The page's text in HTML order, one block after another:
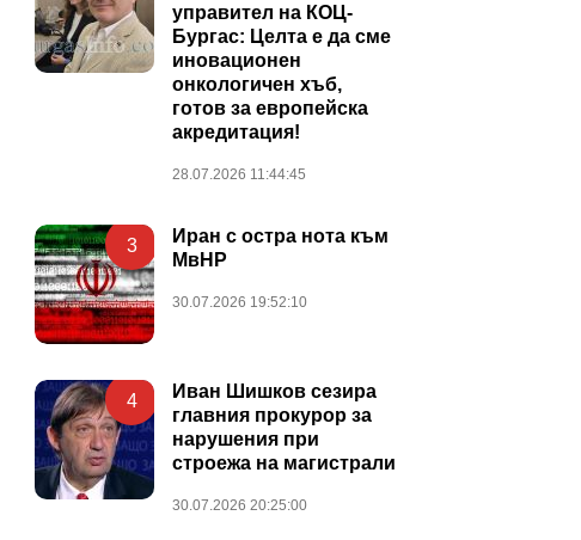
управител на КОЦ-
Бургас: Целта е да сме
иновационен
онкологичен хъб,
готов за европейска
акредитация!
28.07.2026 11:44:45
3
Иран с остра нота към
МвНР
30.07.2026 19:52:10
4
Иван Шишков сезира
главния прокурор за
нарушения при
строежа на магистрали
30.07.2026 20:25:00